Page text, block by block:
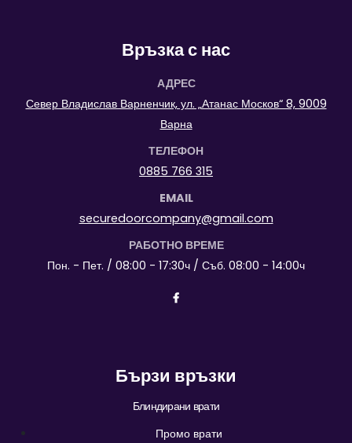
Връзка с нас
АДРЕС
Север Владислав Варненчик, ул. „Атанас Москов“ 8, 9009
Варна
ТЕЛЕФОН
0885 766 315
EMAIL
securedoorcompany@gmail.com
РАБОТНО ВРЕМЕ
Пон. - Пет. / 08:00 - 17:30ч / Съб. 08:00 - 14:00ч
Бързи връзки
Блиндирани врати
Промо врати